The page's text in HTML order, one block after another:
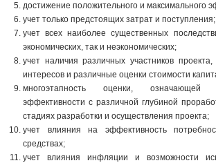
достижение положительного и максимального
учет только предстоящих затрат и поступления;
учет всех наиболее существенных
экономических, так и неэкономических;
учет наличия различных участников
интересов и различные оценки стоимости
многоэтапность оценки,
эффективности с различной глубиной
стадиях разработки и осуществления проекта;
учет влияния на эффективность
средствах;
учет влияния инфляции и возможности